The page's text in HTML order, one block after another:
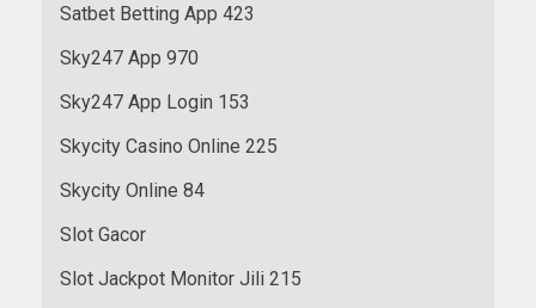
Satbet Betting App 423
Sky247 App 970
Sky247 App Login 153
Skycity Casino Online 225
Skycity Online 84
Slot Gacor
Slot Jackpot Monitor Jili 215